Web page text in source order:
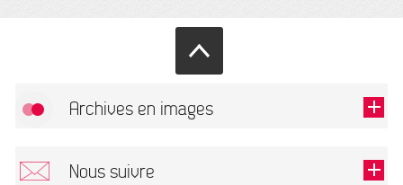
Archives en images
Nous suivre